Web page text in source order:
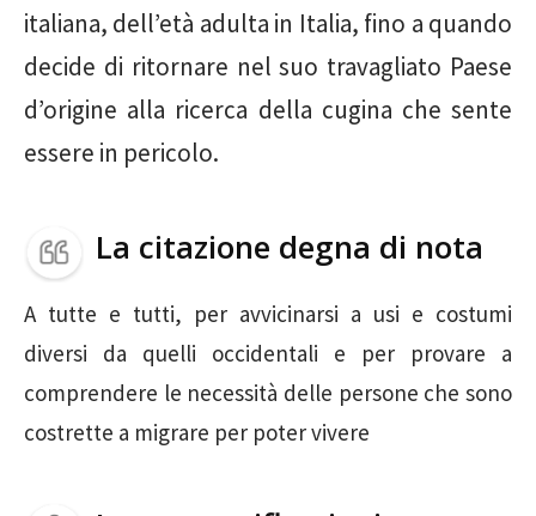
italiana, dell’età adulta in Italia, fino a quando
decide di ritornare nel suo travagliato Paese
d’origine alla ricerca della cugina che sente
essere in pericolo.
La citazione degna di nota
A tutte e tutti, per avvicinarsi a usi e costumi
diversi da quelli occidentali e per provare a
comprendere le necessità delle persone che sono
costrette a migrare per poter vivere